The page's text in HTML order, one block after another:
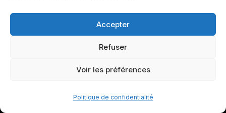
Accepter
Refuser
Voir les préférences
Politique de confidentialité
urope